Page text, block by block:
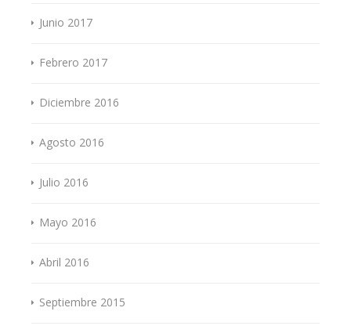
Junio 2017
Febrero 2017
Diciembre 2016
Agosto 2016
Julio 2016
Mayo 2016
Abril 2016
Septiembre 2015